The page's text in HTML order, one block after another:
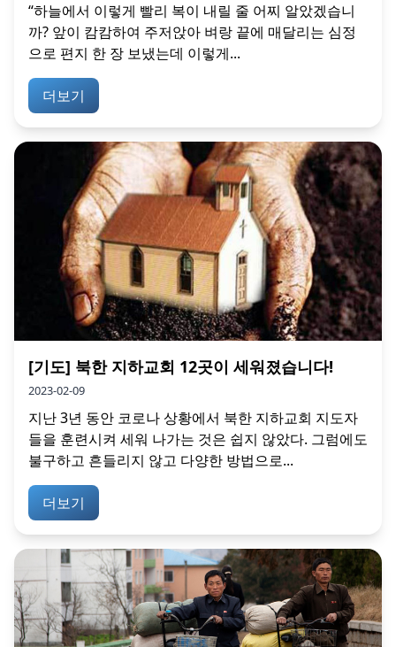
“하늘에서 이렇게 빨리 복이 내릴 줄 어찌 알았겠습니
까? 앞이 캄캄하여 주저앉아 벼랑 끝에 매달리는 심정
으로 편지 한 장 보냈는데 이렇게...
더보기
[기도] 북한 지하교회 12곳이 세워졌습니다!
2023-02-09
지난 3년 동안 코로나 상황에서 북한 지하교회 지도자
들을 훈련시켜 세워 나가는 것은 쉽지 않았다. 그럼에도
불구하고 흔들리지 않고 다양한 방법으로...
더보기